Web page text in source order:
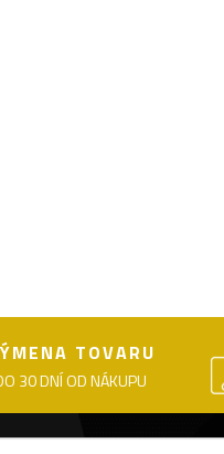
TOVARU
30 DNÍ OD NÁKUPU